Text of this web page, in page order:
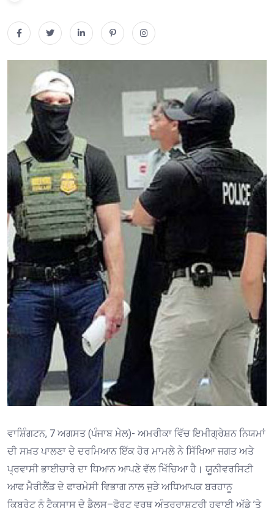
ਵਾਸ਼ਿੰਗਟਨ, 7 ਅਗਸਤ (ਪੰਜਾਬ ਮੇਲ)- ਅਮਰੀਕਾ ਵਿੱਚ ਇਮੀਗ੍ਰੇਸ਼ਨ ਨਿਯਮਾਂ
ਦੀ ਸਖ਼ਤ ਪਾਲਣਾ ਦੇ ਦਰਮਿਆਨ ਇੱਕ ਹੋਰ ਮਾਮਲੇ ਨੇ ਸਿੱਖਿਆ ਜਗਤ ਅਤੇ
ਪ੍ਰਵਾਸੀ ਭਾਈਚਾਰੇ ਦਾ ਧਿਆਨ ਆਪਣੇ ਵੱਲ ਖਿੱਚਿਆ ਹੈ। ਯੂਨੀਵਰਸਿਟੀ
ਆਫ ਮੈਰੀਲੈਂਡ ਦੇ ਫਾਰਮੇਸੀ ਵਿਭਾਗ ਨਾਲ ਜੁੜੇ ਅਧਿਆਪਕ ਬਰਹਾਨੂ
ਕਿਬਰੇਟ ਨੂੰ ਟੈਕਸਾਸ ਦੇ ਡੈਲਸ–ਫੋਰਟ ਵਰਥ ਅੰਤਰਰਾਸ਼ਟਰੀ ਹਵਾਈ ਅੱਡੇ ’ਤੇ